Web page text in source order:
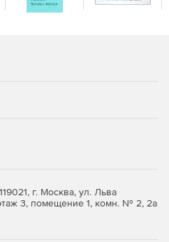
г. Москва, ул. Льва
3, помещение 1, комн. № 2, 2а